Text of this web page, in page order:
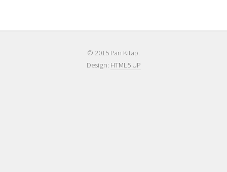
© 2015 Pan Kitap.
Design: HTML5 UP